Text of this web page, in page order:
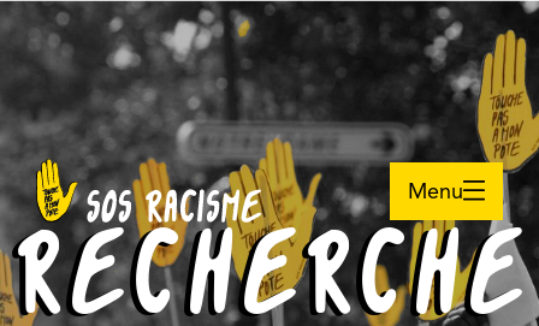
Menu
RECHERCHE